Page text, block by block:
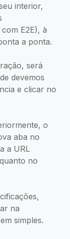
interior,
E2E), à
a ponta.
será
devemos
e clicar no
o
aba no
a URL
no
na
simples.